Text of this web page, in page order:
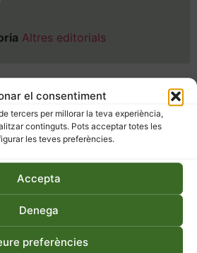
el consentiment
tercers per millorar la teva experiència,
continguts. Pots acceptar totes les
les teves preferències.
Accepta
Denega
preferències
Altres editorials
addicional
les plantes cultivades:
les plantes